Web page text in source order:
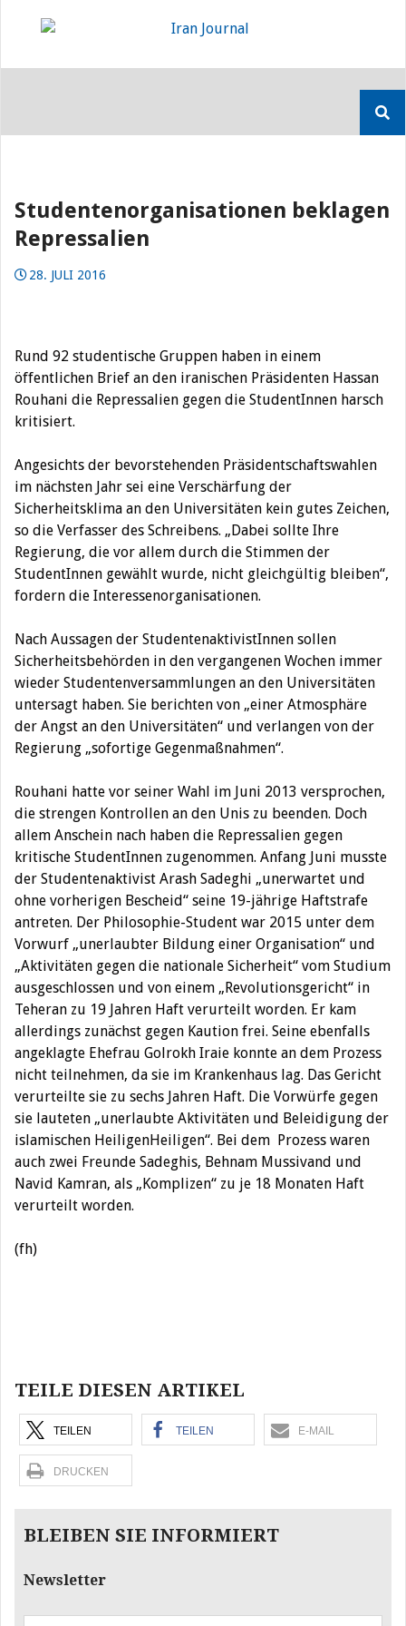
nach:
Studentenorganisationen beklagen
Repressalien
28. JULI 2016
Rund 92 studentische Gruppen haben in einem
öffentlichen Brief an den iranischen Präsidenten Hassan
Rouhani die Repressalien gegen die StudentInnen harsch
kritisiert.
Angesichts der bevorstehenden Präsidentschaftswahlen
im nächsten Jahr sei eine Verschärfung der
Sicherheitsklima an den Universitäten kein gutes Zeichen,
so die Verfasser des Schreibens. „Dabei sollte Ihre
Regierung, die vor allem durch die Stimmen der
StudentInnen gewählt wurde, nicht gleichgültig bleiben“,
fordern die Interessenorganisationen.
Nach Aussagen der StudentenaktivistInnen sollen
Sicherheitsbehörden in den vergangenen Wochen immer
wieder Studentenversammlungen an den Universitäten
untersagt haben. Sie berichten von „einer Atmosphäre
der Angst an den Universitäten“ und verlangen von der
Regierung „sofortige Gegenmaßnahmen“.
Rouhani hatte vor seiner Wahl im Juni 2013 versprochen,
die strengen Kontrollen an den Unis zu beenden. Doch
allem Anschein nach haben die Repressalien gegen
kritische StudentInnen zugenommen. Anfang Juni musste
der Studentenaktivist Arash Sadeghi „unerwartet und
ohne vorherigen Bescheid“ seine 19-jährige Haftstrafe
antreten. Der Philosophie-Student war 2015 unter dem
Vorwurf „unerlaubter Bildung einer Organisation“ und
„Aktivitäten gegen die nationale Sicherheit“ vom Studium
ausgeschlossen und von einem „Revolutionsgericht“ in
Teheran zu 19 Jahren Haft verurteilt worden. Er kam
allerdings zunächst gegen Kaution frei. Seine ebenfalls
angeklagte Ehefrau Golrokh Iraie konnte an dem Prozess
nicht teilnehmen, da sie im Krankenhaus lag. Das Gericht
verurteilte sie zu sechs Jahren Haft. Die Vorwürfe gegen
sie lauteten „unerlaubte Aktivitäten und Beleidigung der
islamischen HeiligenHeiligen“. Bei dem Prozess waren
auch zwei Freunde Sadeghis, Behnam Mussivand und
Navid Kamran, als „Komplizen“ zu je 18 Monaten Haft
verurteilt worden.
(fh)
TEILE DIESEN ARTIKEL
TEILEN TEILEN E-MAIL
DRUCKEN
BLEIBEN SIE INFORMIERT
Newsletter